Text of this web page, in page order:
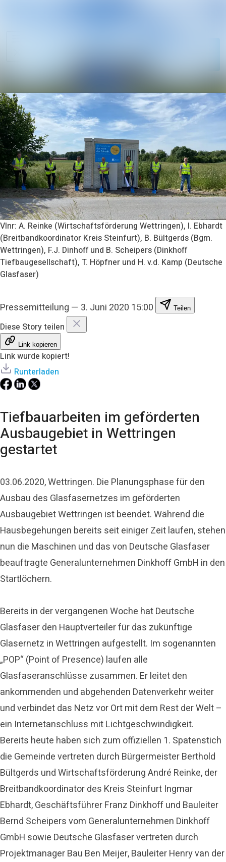
Mediengalerie
Vlnr: A. Reinke (Wirtschaftsförderung Wettringen), I. Ebhardt
(Breitbandkoordinator Kreis Steinfurt), B. Bültgerds (Bgm.
Wettringen), F.J. Dinhoff und B. Scheipers (Dinkhoff
Tiefbaugesellschaft), T. Höpfner und H. v.d. Kamp (Deutsche
Glasfaser)
Pressemitteilung — 3. Juni 2020 15:00 Teilen
Diese Story teilen
Link kopieren
Link wurde kopiert!
Runterladen
Tiefbauarbeiten im geförderten
Ausbaugebiet in Wettringen
gestartet
03.06.2020, Wettringen. Die Planungsphase für den
Ausbau des Glasfasernetzes im geförderten
Ausbaugebiet Wettringen ist beendet. Während die
Hausbegehungen bereits seit einiger Zeit laufen, stehen
nun die Maschinen und das von Deutsche Glasfaser
beauftragte Generalunternehmen Dinkhoff GmbH in den
Startlöchern.
Bereits in der vergangenen Woche hat Deutsche
Glasfaser den Hauptverteiler für das zukünftige
Glasernetz in Wettringen aufgestellt. Im sogenannten
„POP“ (Point of Presence) laufen alle
Glasfaseranschlüsse zusammen. Er leitet den
ankommenden und abgehenden Datenverkehr weiter
und verbindet das Netz vor Ort mit dem Rest der Welt –
ein Internetanschluss mit Lichtgeschwindigkeit.
Bereits heute haben sich zum offiziellen 1. Spatenstich
die Gemeinde vertreten durch Bürgermeister Berthold
Bültgerds und Wirtschaftsförderung André Reinke, der
Breitbandkoordinator des Kreis Steinfurt Ingmar
Ebhardt, Geschäftsführer Franz Dinkhoff und Bauleiter
Bernd Scheipers vom Generalunternehmen Dinkhoff
GmbH sowie Deutsche Glasfaser vertreten durch
Projektmanager Bau Ben Meijer, Bauleiter Henry van der